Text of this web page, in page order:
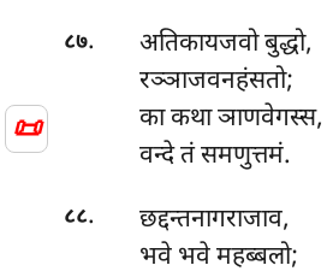
📜
८७. अतिकायजवोबुद्धो,
रञ्ञाजवनहंसतो;
का कथा ञाणवेगस्स,
वन्दे तं समणुत्तमं.
८८.
छद्दन्तनागराजाव,
भवे भवे महब्बलो;